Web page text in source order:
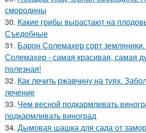
смородины
30. Какие грибы вырастают на
Съедобные
31. Барон Солемахер сорт
Солемахер - самая красивая, самая
полезная!
32. Как лечить ржавчину на туях.
лечение
33. Чем весной подкармливать
подкармливать виноград
34. Дымовая шашка для сада от